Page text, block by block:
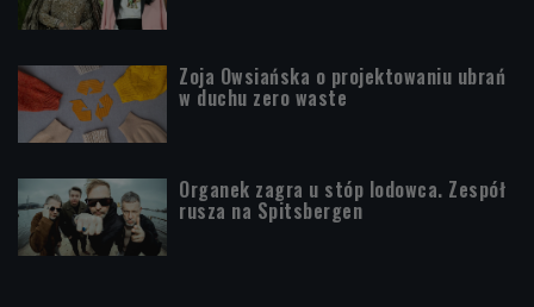
Zoja Owsiańska o projektowaniu ubrań
w duchu zero waste
Organek zagra u stóp lodowca. Zespół
rusza na Spitsbergen